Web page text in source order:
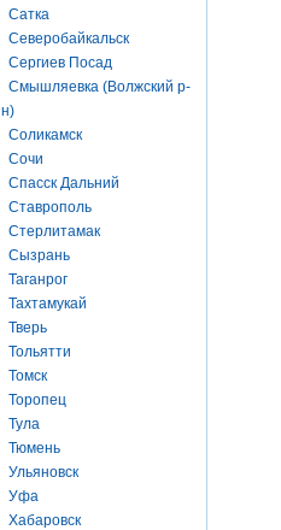
Сатка
Северобайкальск
Сергиев Посад
Смышляевка (Волжский р-
н)
Соликамск
Сочи
Спасск Дальний
Ставрополь
Стерлитамак
Сызрань
Таганрог
Тахтамукай
Тверь
Тольятти
Томск
Торопец
Тула
Тюмень
Ульяновск
Уфа
Хабаровск